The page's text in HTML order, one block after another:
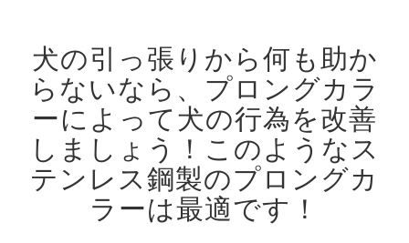
犬の引っ張りから何も助か
らないなら、プロングカラ
ーによって犬の行為を改善
しましょう！ このようなス
テンレス鋼製のプロングカ
ラーは最適です！